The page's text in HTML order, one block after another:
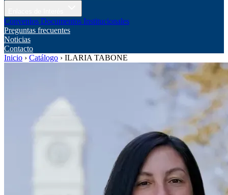
Convenios Documentos Institucionales
Preguntas frecuentes
Noticias
Contacto
Inicio › Catálogo › ILARIA TABONE